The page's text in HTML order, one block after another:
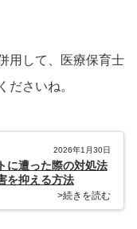
用して、医療保育士
ださいね。
2026年1月30日
に遭った際の対処法
を抑える方法
>続きを読む